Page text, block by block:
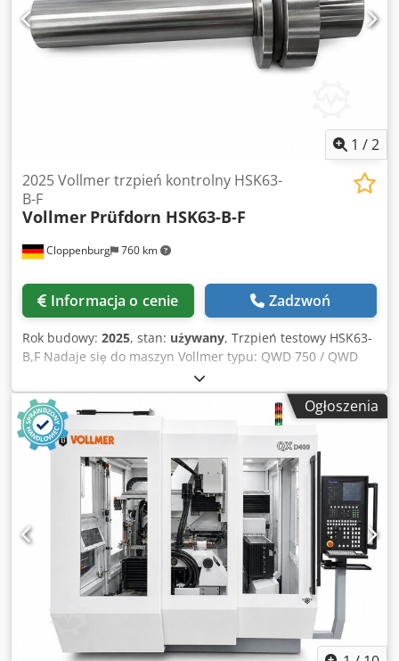
1 /2
Cloppenburg 760 km
2025 Vollmer trzpień kontrolny HSK63-
B-F
Vollmer Prüfdorn HSK63-B-F
Informacja o cenie Zadzwoń
Rok budowy: 2025, stan: używany, Trzpień testowy HSK63-
B,F Nadaje się do maszyn Vollmer typu: QWD 750 / QWD
760 / QWD 750 H / QWD 760 H / VPulse 500 i wszystkich
serii QXD (200/250/400) Dcjdpfxowl Alas Akpjk
Ogłoszenia